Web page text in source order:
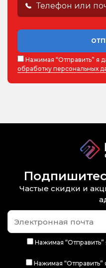
Нажимая “Отправить” я
обработку персональных
Частые скидки и
Нажимая “Отправить”
Нажимая “Отправить”